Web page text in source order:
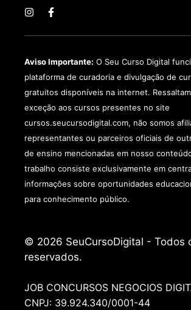
Aviso Importante: O Seu Curso Digital
plataforma de curadoria e divulgação de
gratuitos disponíveis na internet.
exceção aos cursos presentes no site
cursos.seucursodigital.com, não somos
representantes ou parceiros oficiais de
de ensino mencionadas em nosso
trabalho consiste exclusivamente em
informações sobre oportunidades
para conhecimento público.
© 2026 SeuCursoDigital - Todos
reservados.
JOB CONCURSOS NEGOCIOS
CNPJ: 39.924.340/0001-44